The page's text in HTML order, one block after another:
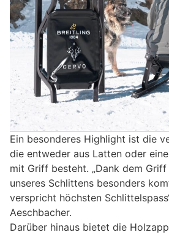
Ein besonderes Highlight ist die
die entweder aus Latten oder
mit Griff besteht. „Dank dem
unseres Schlittens besonders
verspricht höchsten
Aeschbacher.
Darüber hinaus bietet die